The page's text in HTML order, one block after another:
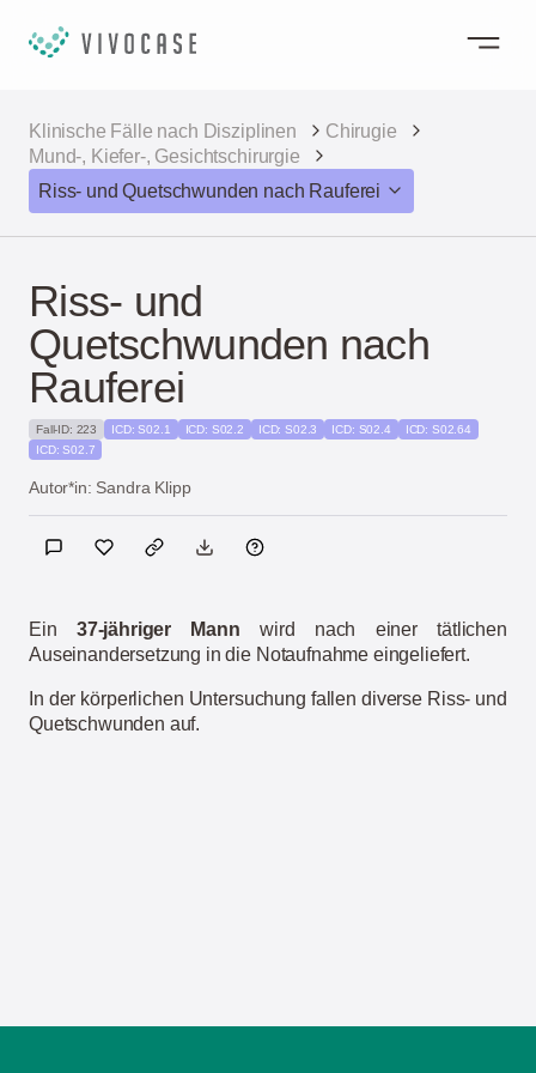
Klinische Fälle nach Disziplinen
Chirugie
Mund-, Kiefer-, Gesichtschirurgie
Riss- und Quetschwunden nach Rauferei
Riss- und
Quetschwunden nach
Rauferei
Fall-ID: 223 ICD: S02.1 ICD: S02.2 ICD: S02.3 ICD: S02.4
ICD: S02.64
ICD: S02.7
Autor*in: Sandra Klipp
Ein 37-jähriger Mann wird nach einer tätlichen
Auseinandersetzung in die Notaufnahme eingeliefert.
In der körperlichen Untersuchung fallen diverse Riss- und
Quetschwunden auf.